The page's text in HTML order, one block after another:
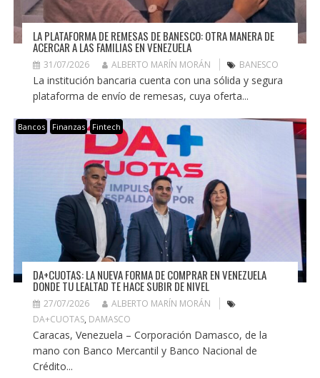
LA PLATAFORMA DE REMESAS DE BANESCO: OTRA MANERA DE
ACERCAR A LAS FAMILIAS EN VENEZUELA
31/07/2026 ALBERTO MARÍN MORÁN BANESCO
La institución bancaria cuenta con una sólida y segura
plataforma de envío de remesas, cuya oferta...
Bancos Finanzas Fintech
DA+CUOTAS: LA NUEVA FORMA DE COMPRAR EN VENEZUELA
DONDE TU LEALTAD TE HACE SUBIR DE NIVEL
27/07/2026
ALBERTO MARÍN MORÁN
DA+CUOTAS, DAMASCO
Caracas, Venezuela – Corporación Damasco, de la
mano con Banco Mercantil y Banco Nacional de
Crédito...